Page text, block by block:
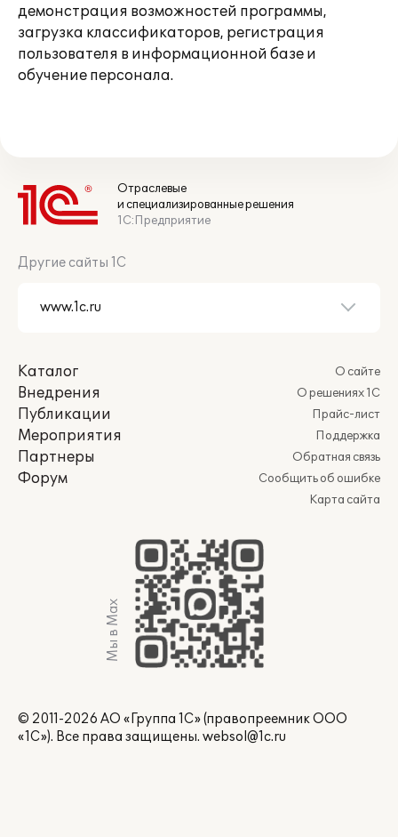
демонстрация возможностей программы,
загрузка классификаторов, регистрация
пользователя в информационной базе и
обучение персонала.
Отраслевые
и специализированные решения
1С:Предприятие
Другие сайты 1С
Каталог
Внедрения
Публикации
Мероприятия
Партнеры
Форум
О сайте
О решениях 1С
Прайс-лист
Поддержка
Обратная связь
Сообщить об ошибке
Карта сайта
Мы в Max
© 2011-2026 АО «Группа 1С» (правопреемник ООО
«1С»). Все права защищены. websol@1c.ru